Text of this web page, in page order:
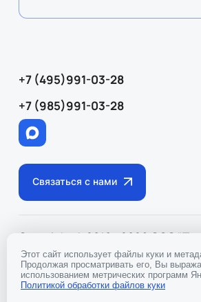
+7 (495)991-03-28
+7 (985)991-03-28
Связаться с нами
Copyright © 2010 - 2026 ООО
Политика конфиденциальности
Этот сайт использует файлы куки и
Продолжая просматривать его, Вы
использованием метрических программ
Политикой обработки файлов куки